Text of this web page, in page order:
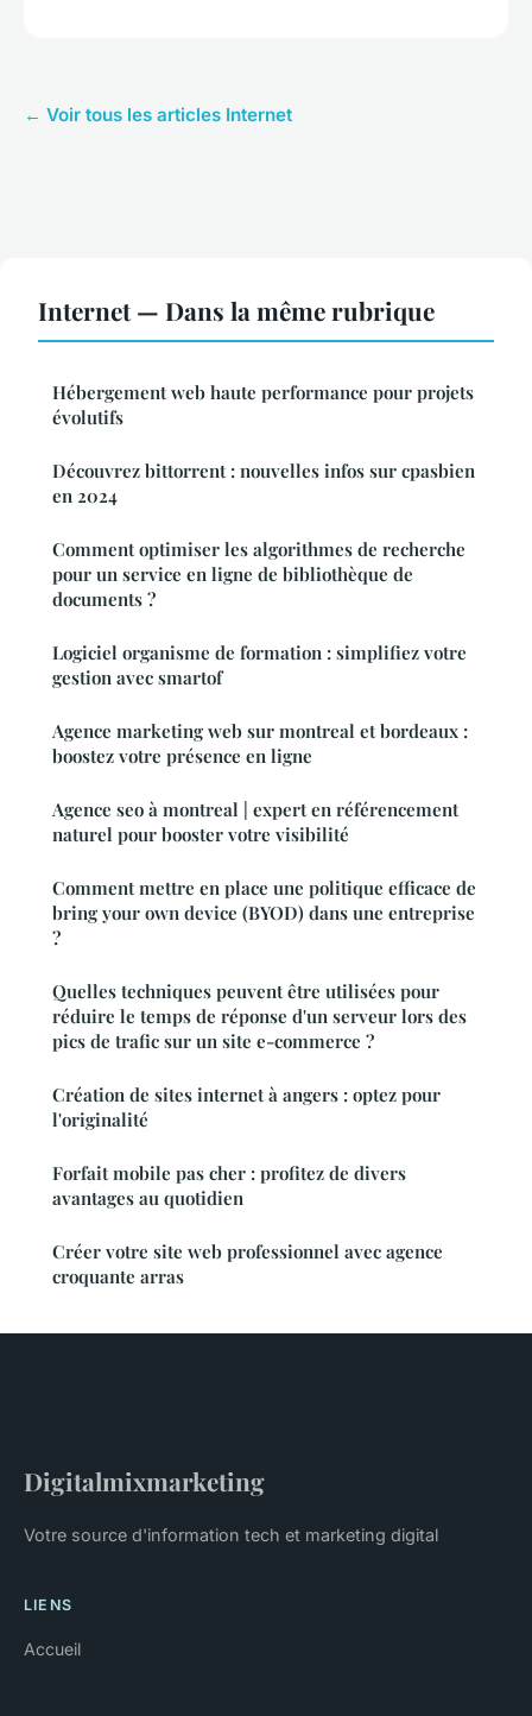
← Voir tous les articles Internet
Internet — Dans la même rubrique
Hébergement web haute performance pour projets
évolutifs
Découvrez bittorrent : nouvelles infos sur cpasbien
en 2024
Comment optimiser les algorithmes de recherche
pour un service en ligne de bibliothèque de
documents ?
Logiciel organisme de formation : simplifiez votre
gestion avec smartof
Agence marketing web sur montreal et bordeaux :
boostez votre présence en ligne
Agence seo à montreal | expert en référencement
naturel pour booster votre visibilité
Comment mettre en place une politique efficace de
bring your own device (BYOD) dans une entreprise
?
Quelles techniques peuvent être utilisées pour
réduire le temps de réponse d'un serveur lors des
pics de trafic sur un site e-commerce ?
Création de sites internet à angers : optez pour
l'originalité
Forfait mobile pas cher : profitez de divers
avantages au quotidien
Créer votre site web professionnel avec agence
croquante arras
Digitalmixmarketing
Votre source d'information tech et marketing digital
LIENS
Accueil